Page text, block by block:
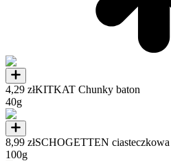
4,29 złKITKAT Chunky baton
40g
8,99 złSCHOGETTEN ciasteczkowa
100g